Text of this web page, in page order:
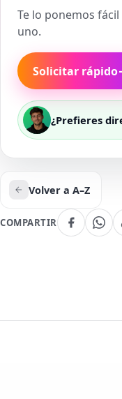
Te lo ponemos
uno.
Solicitar rápido
¿Prefieres
Volver a A–Z
COMPARTIR